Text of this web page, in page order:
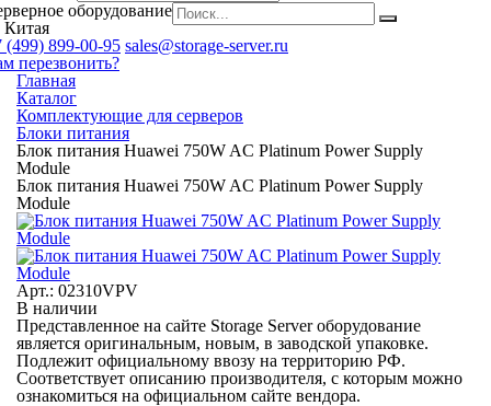
оборудование
Китая
(499) 899-00-95 sales@storage-server.ru
перезвонить?
Главная
Каталог
Комплектующие для серверов
Блоки питания
Блок питания Huawei 750W AC Platinum Power Supply
Module
Блок питания Huawei 750W AC Platinum Power Supply
Module
Арт.: 02310VPV
В наличии
Представленное на сайте Storage Server оборудование
является оригинальным, новым, в заводской упаковке.
Подлежит официальному ввозу на территорию РФ.
Соответствует описанию производителя, с которым можно
ознакомиться на официальном сайте вендора.